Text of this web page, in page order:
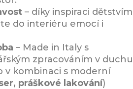
– díky inspiraci dětstvím
do interiéru emocí i
– Made in Italy s
zpracováním v duchu
v kombinaci s moderní
práškové lakování)